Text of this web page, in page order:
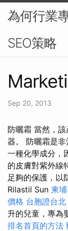
為何行業
SEO策略
Sep 20, 2013
防曬霜 當然，
器。 防曬霜是
一種化學成分，
的皮膚對紫外線
足夠的保護，以
Rilastil Sun 柬
價格 台胞證台北
升的兒童，專為
排名首頁的方法